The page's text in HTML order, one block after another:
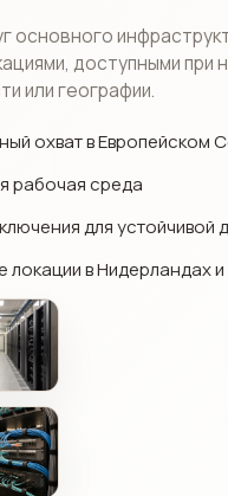
основного
доступными при
или географии.
охват в Европейском
рабочая среда
для устойчивой
локации в Нидерландах